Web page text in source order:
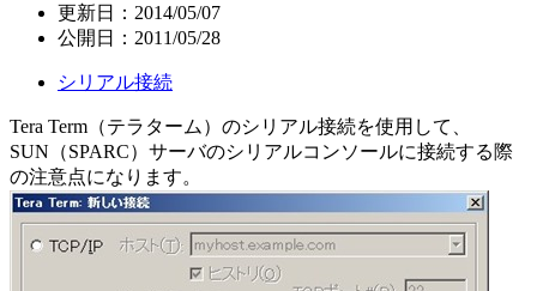
更新日： 2014/05/07
公開日： 2011/05/28
シリアル接続
Tera Term（テラターム）のシリアル接続を使用して、
SUN（SPARC）サーバのシリアルコンソールに接続する際
の注意点になります。